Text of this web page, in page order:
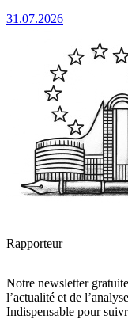
31.07.2026
Rapporteur
Notre newsletter
l’actualité et de
Indispensable pour